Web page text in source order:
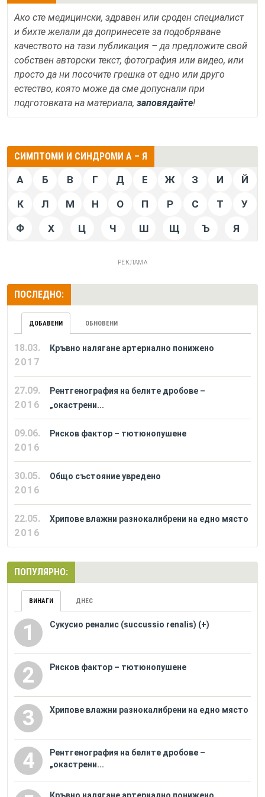
Ако сте медицински, здравен или сроден специалист
и бихте желали да допринесете за подобряване
качеството на тази публикация – да предложите свой
собствен авторски текст, фотография или видео, или
просто да ни посочите грешка от едно или друго
естество, която може да сме допуснали при
подготовката на материала, заповядайте!
СИМПТОМИ И СИНДРОМИ А – Я
А Б В Г Д Е Ж З И Й
К Л М Н О П Р С Т У
Ф Х Ц Ч Ш Щ Ъ Я
РЕКЛАМА
ПОСЛЕДНО:
ДОБАВЕНИ ОБНОВЕНИ
18.03.
2017
Кръвно налягане артериално понижено
27.09.
2016
Рентгенография на белите дробове –
„окастрени...
09.06.
2016
Рисков фактор – тютюнопушене
30.05.
2016
Общо състояние увредено
22.05.
2016
Хрипове влажни разнокалибрени на едно място
ПОПУЛЯРНО:
ВИНАГИ ДНЕС
1 Сукусио реналис (succussio renalis) (+)
2 Рисков фактор – тютюнопушене
3 Хрипове влажни разнокалибрени на едно място
4
Рентгенография на белите дробове –
„окастрени...